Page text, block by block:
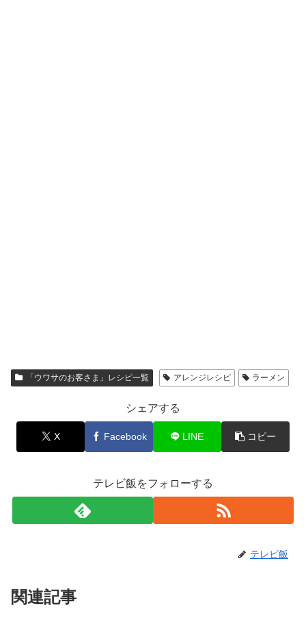
「ウワサのお客さま」レシピ一覧 アレンジレシピ ラーメン
シェアする
X Facebook LINE コピー
テレビ飯をフォローする
テレビ飯
関連記事